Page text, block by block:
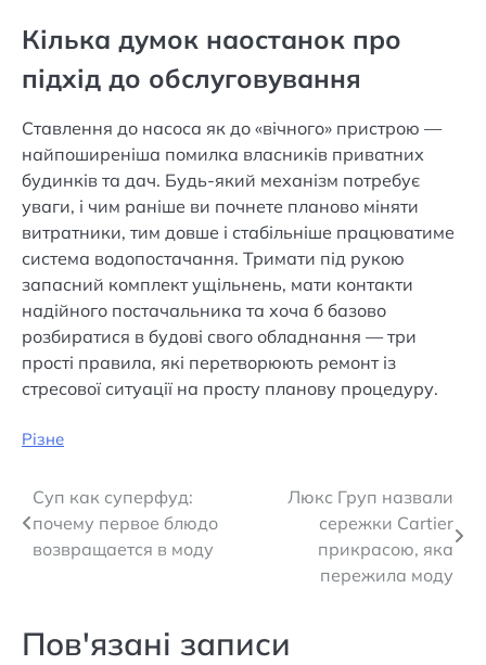
Кілька думок наостанок про
підхід до обслуговування
Ставлення до насоса як до «вічного» пристрою —
найпоширеніша помилка власників приватних
будинків та дач. Будь-який механізм потребує
уваги, і чим раніше ви почнете планово міняти
витратники, тим довше і стабільніше працюватиме
система водопостачання. Тримати під рукою
запасний комплект ущільнень, мати контакти
надійного постачальника та хоча б базово
розбиратися в будові свого обладнання — три
прості правила, які перетворюють ремонт із
стресової ситуації на просту планову процедуру.
Різне
Навігація
записів
Суп как суперфуд:
почему первое блюдо
возвращается в моду
Люкс Груп назвали
сережки Cartier
прикрасою, яка
пережила моду
Пов'язані записи